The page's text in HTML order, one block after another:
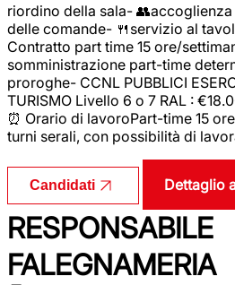
riordino della sala-
delle comande- 🍴servizio al
Contratto part time 15 ore/
somministrazione part-time
proroghe- CCNL PUBBLICI
TURISMO Livello 6 o 7 RAL :
⏰ Orario di lavoroPart-time 15
turni serali, con possibilità di
Candidati Dettaglio
RESPONSABILE
FALEGNAMERIA